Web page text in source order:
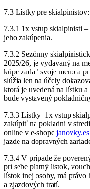
7.3 Lístky pre skialpinistov:
7.3.1 1x vstup skialpinisti
jeho zakúpenia.
7.3.2 Sezónny
2025/26, je vydávaný na
kúpe zadať svoje meno a
slúžia len na účely
ktorá je uvedená na lístku
bude vystavený
7.3.3 Lístky 1x vstup
zakúpiť na pokladni v
online v e-shope
jazde na dopravných
7.3.4 V prípade že
pri sebe platný lístok,
lístok inej osoby, má
a zjazdových tratí.